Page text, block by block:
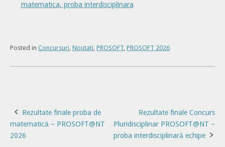
matematica, proba interdisciplinara
Posted in Concursuri Noutati PROSOFT PROSOFT 2026
Post
navigation
Rezultate finale proba de
matematică – PROSOFT@NT
2026
Rezultate finale Concurs
Pluridisciplinar PROSOFT@NT –
proba interdisciplinară echipe